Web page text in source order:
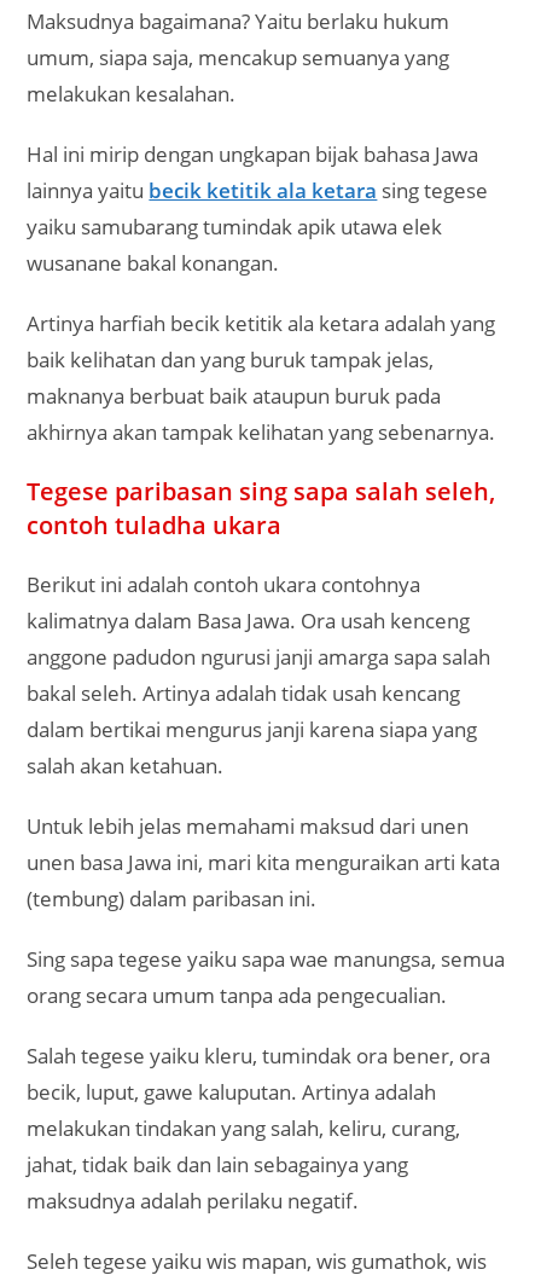
Maksudnya bagaimana? Yaitu berlaku hukum
umum, siapa saja, mencakup semuanya yang
melakukan kesalahan.
Hal ini mirip dengan ungkapan bijak bahasa Jawa
lainnya yaitu becik ketitik ala ketara sing tegese
yaiku samubarang tumindak apik utawa elek
wusanane bakal konangan.
Artinya harfiah becik ketitik ala ketara adalah yang
baik kelihatan dan yang buruk tampak jelas,
maknanya berbuat baik ataupun buruk pada
akhirnya akan tampak kelihatan yang sebenarnya.
Tegese paribasan sing sapa salah seleh,
contoh tuladha ukara
Berikut ini adalah contoh ukara contohnya
kalimatnya dalam Basa Jawa. Ora usah kenceng
anggone padudon ngurusi janji amarga sapa salah
bakal seleh. Artinya adalah tidak usah kencang
dalam bertikai mengurus janji karena siapa yang
salah akan ketahuan.
Untuk lebih jelas memahami maksud dari unen
unen basa Jawa ini, mari kita menguraikan arti kata
(tembung) dalam paribasan ini.
Sing sapa tegese yaiku sapa wae manungsa, semua
orang secara umum tanpa ada pengecualian.
Salah tegese yaiku kleru, tumindak ora bener, ora
becik, luput, gawe kaluputan. Artinya adalah
melakukan tindakan yang salah, keliru, curang,
jahat, tidak baik dan lain sebagainya yang
maksudnya adalah perilaku negatif.
Seleh tegese yaiku wis mapan, wis gumathok, wis